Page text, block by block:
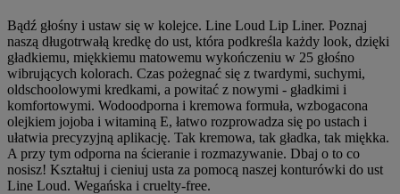
Bądź głośny i ustaw się w kolejce. Line Loud Lip Liner. Poznaj
naszą długotrwałą kredkę do ust, która podkreśla każdy look, dzięki
gładkiemu, miękkiemu matowemu wykończeniu w 25 głośno
wibrujących kolorach. Czas pożegnać się z twardymi, suchymi,
oldschoolowymi kredkami, a powitać z nowymi - gładkimi i
komfortowymi. Wodoodporna i kremowa formuła, wzbogacona
olejkiem jojoba i witaminą E, łatwo rozprowadza się po ustach i
ułatwia precyzyjną aplikację. Tak kremowa, tak gładka, tak miękka.
A przy tym odporna na ścieranie i rozmazywanie. Dbaj o to co
nosisz! Kształtuj i cieniuj usta za pomocą naszej konturówki do ust
Line Loud. Wegańska i cruelty-free.